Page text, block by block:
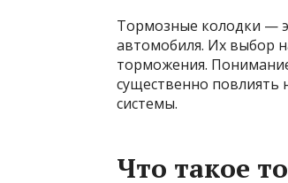
Тормозные колодки —
автомобиля. Их выбор
торможения.
существенно повлиять
системы.
Что такое